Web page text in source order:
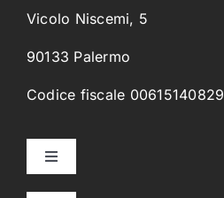
Vicolo Niscemi, 5
90133 Palermo
Codice fiscale 00615140829
Toggle